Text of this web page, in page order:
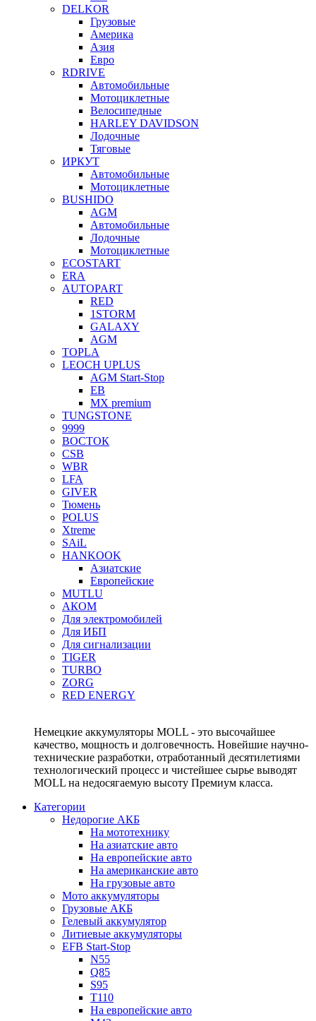
DELKOR
Грузовые
Америка
Азия
Евро
RDRIVE
Автомобильные
Мотоциклетные
Велосипедные
HARLEY DAVIDSON
Лодочные
Тяговые
ИРКУТ
Автомобильные
Мотоциклетные
BUSHIDO
AGM
Автомобильные
Лодочные
Мотоциклетные
ECOSTART
ERA
AUTOPART
RED
1STORM
GALAXY
AGM
TOPLA
LEOCH UPLUS
AGM Start-Stop
EB
MX premium
TUNGSTONE
9999
ВОСТОК
CSB
WBR
LFA
GIVER
Тюмень
POLUS
Xtreme
SAiL
HANKOOK
Азиатские
Европейские
MUTLU
АКОМ
Для электромобилей
Для ИБП
Для сигнализации
TIGER
TURBO
ZORG
RED ENERGY
Немецкие аккумуляторы MOLL - это высочайшее
качество, мощность и долговечность. Новейшие научно-
технические разработки, отработанный десятилетиями
технологический процесс и чистейшее сырье выводят
MOLL на недосягаемую высоту Премиум класса.
Категории
Недорогие АКБ
На мототехнику
На азиатские авто
На европейские авто
На американские авто
На грузовые авто
Мото аккумуляторы
Грузовые АКБ
Гелевый аккумулятор
Литиевые аккумуляторы
EFB Start-Stop
N55
Q85
S95
T110
На европейские авто